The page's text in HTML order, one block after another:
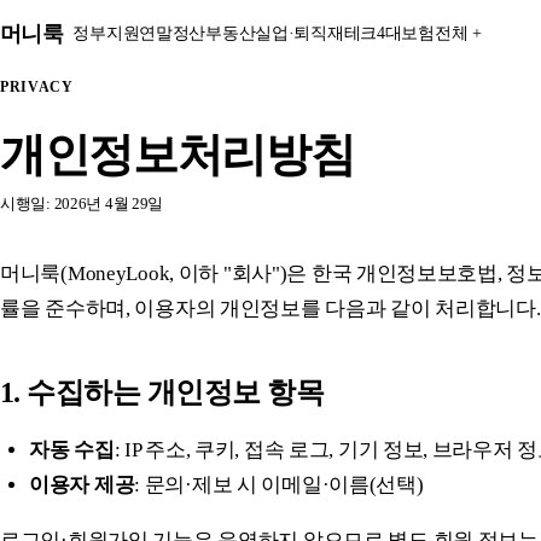
머니룩 정부지원연말정산부동산실업·퇴직재테크4대보험 전체 +
PRIVACY
개인정보처리방침
시행일: 2026년 4월 29일
머니룩(MoneyLook, 이하 "회사")은 한국 개인정보보호법, 정
률을 준수하며, 이용자의 개인정보를 다음과 같이 처리합니다.
1. 수집하는 개인정보 항목
자동 수집: IP 주소, 쿠키, 접속 로그, 기기 정보, 브라우저
이용자 제공: 문의·제보 시 이메일·이름(선택)